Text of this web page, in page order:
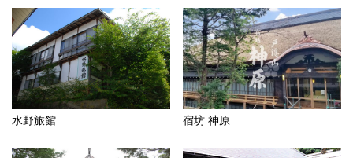
水野旅館 宿坊 神原